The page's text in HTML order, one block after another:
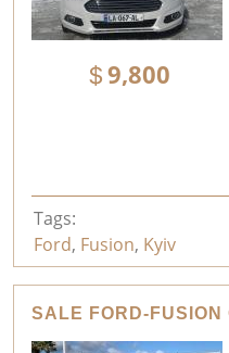
9,800
Tags:
Ford, Fusion, Kyiv
SALE FORD-FUSION